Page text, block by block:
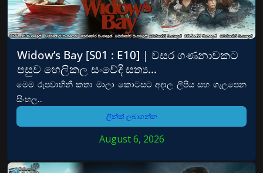
Widow’s Bay [S01 : E10] | වසර ගණනාවකට
පසුව හෙලිකල සංවේදි සත්‍ය…
මෙම රුපවාහිනී කතා මාලා කොටසට අදාල ලිපිය සහ ගැලපෙන
සිංහල...
ලින්ක් ලබාගන්න
August 6, 2026